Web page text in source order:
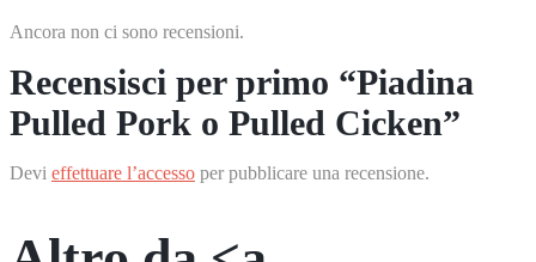
Ancora non ci sono recensioni.
Recensisci per primo “Piadina
Pulled Pork o Pulled Cicken”
Devi effettuare l’accesso per pubblicare una recensione.